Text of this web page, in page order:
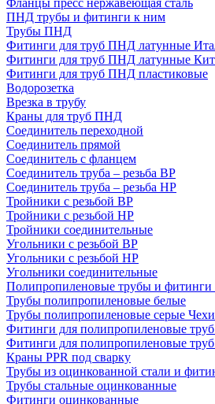
ПНД трубы и фитинги к ним
Трубы ПНД
Фитинги для труб ПНД латунные
Фитинги для труб ПНД латунные
Фитинги для труб ПНД пластиковые
Водорозетка
Врезка в трубу
Краны для труб ПНД
Соединитель переходной
Соединитель прямой
Соединитель с фланцем
Соединитель труба – резьба ВР
Соединитель труба – резьба НР
Тройники с резьбой ВР
Тройники с резьбой НР
Тройники соединительные
Угольники с резьбой ВР
Угольники с резьбой НР
Угольники соединительные
Полипропиленовые трубы и фитинги
Трубы полипропиленовые белые
Трубы полипропиленовые серые
Фитинги для полипропиленовые
Фитинги для полипропиленовые
Краны PPR под сварку
Трубы из оцинкованной стали и
Трубы стальные оцинкованные
Фитинги оцинкованные